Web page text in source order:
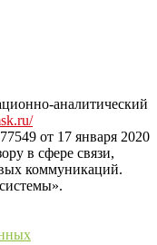
области на сайте
аналитический
от 17 января 2020
в сфере связи,
коммуникаций.